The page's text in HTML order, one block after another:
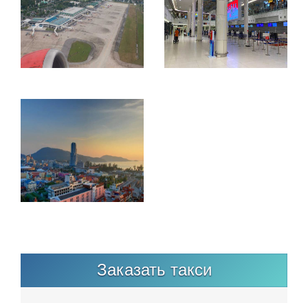
Заказать такси